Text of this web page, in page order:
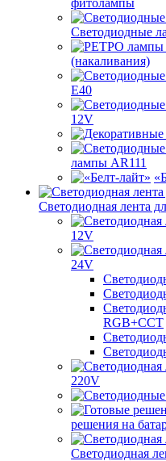
фитолампы
Светодиодные
(накаливания)
E40
12V
лампы AR111
Светодиодная лента
12V
24V
RGB+CCT
220V
решения на
Светодиодная